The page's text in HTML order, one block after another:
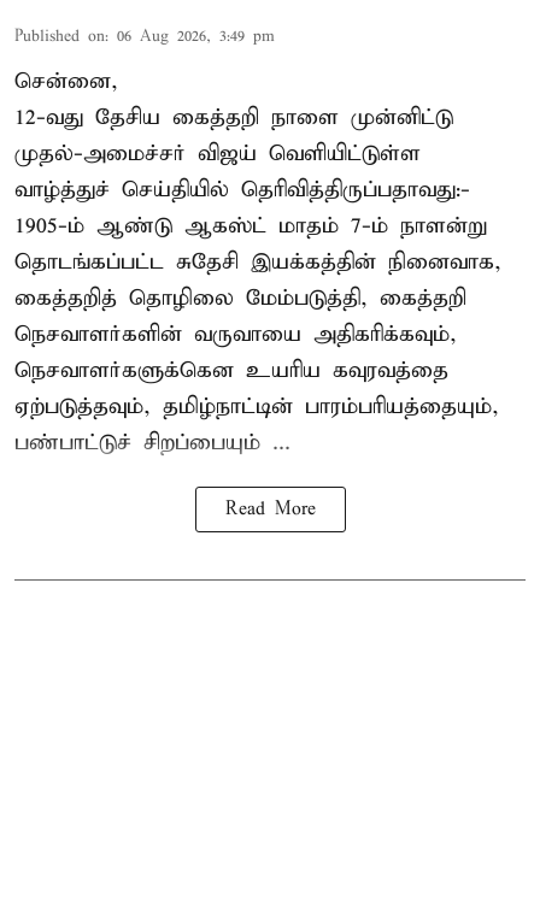
Published on: 06 Aug 2026, 3:49 pm
சென்னை,
12-வது தேசிய கைத்தறி நாளை முன்னிட்டு
முதல்-அமைச்சர் விஜய் வெளியிட்டுள்ள
வாழ்த்துச் செய்தியில் தெரிவித்திருப்பதாவது:-
1905-ம் ஆண்டு ஆகஸ்ட் மாதம் 7-ம் நாளன்று
தொடங்கப்பட்ட சுதேசி இயக்கத்தின் நினைவாக,
கைத்தறித் தொழிலை மேம்படுத்தி, கைத்தறி
நெசவாளர்களின் வருவாயை அதிகரிக்கவும்,
நெசவாளர்களுக்கென உயரிய கவுரவத்தை
ஏற்படுத்தவும், தமிழ்நாட்டின் பாரம்பரியத்தையும்,
பண்பாட்டுச் சிறப்பையும் ...
Read More